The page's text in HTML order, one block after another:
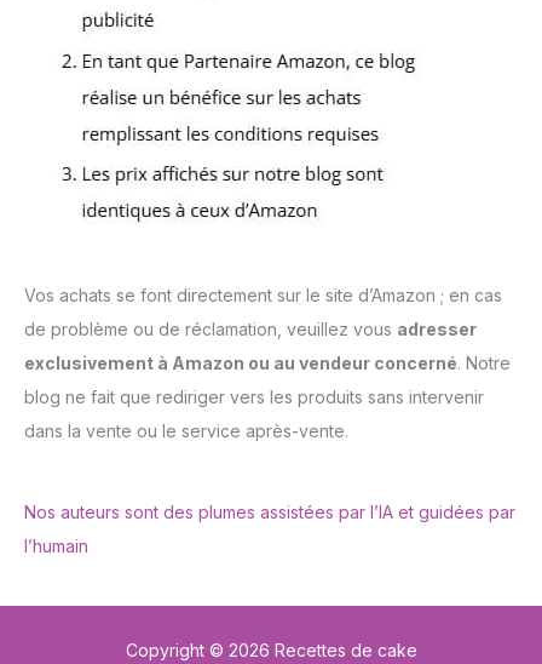
Vos achats se font directement sur le site d’Amazon ; en cas
de problème ou de réclamation, veuillez vous adresser
exclusivement à Amazon ou au vendeur concerné. Notre
blog ne fait que rediriger vers les produits sans intervenir
dans la vente ou le service après-vente.
Nos auteurs sont des plumes assistées par l’IA et guidées par
l’humain
Copyright © 2026 Recettes de cake